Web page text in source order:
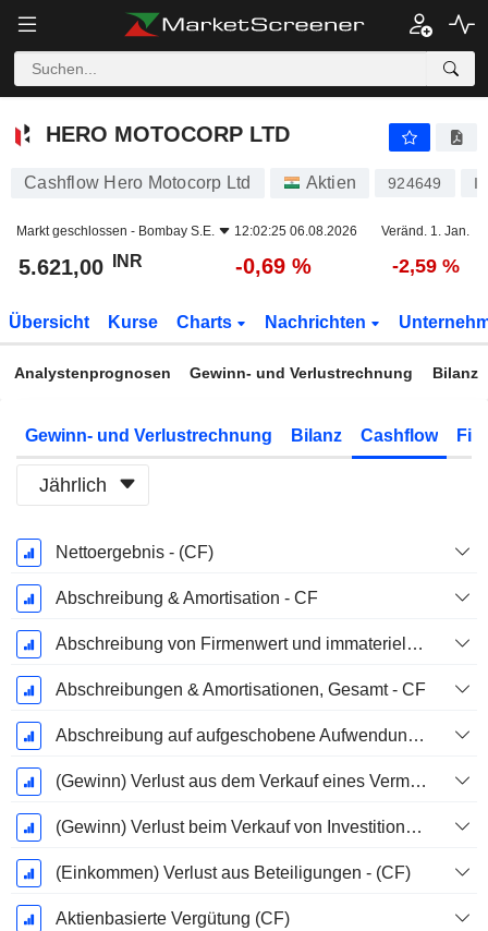
HERO MOTOCORP LTD
HERO MOTOCORP LTD
Cashflow Hero Motocorp Ltd Aktien 924649
Markt geschlossen - Bombay S.E. 12:02:25 06.08.2026 Veränd. 1. Jan.
5.621,00 INR -0,69 % -2,59 %
Übersicht Kurse Charts Nachrichten
Analystenprognosen Gewinn- und Verlustrechnung Bilanz
Gewinn- und Verlustrechnung Bilanz Cashflow
Jährlich
Ende d.
Geschäftsjahres:
März
Nettoergebnis - (CF)
Abschreibung & Amortisation - CF
Abschreibung von Firmenwert und immateriellen Vermögenswerten - (CF) - (Modellspezifisch)
Abschreibungen & Amortisationen, Gesamt - CF
Abschreibung auf aufgeschobene Aufwendungen, Gesamt - (CF)
(Gewinn) Verlust aus dem Verkauf eines Vermögenswerts
(Gewinn) Verlust beim Verkauf von Investitionen - (CF)
(Einkommen) Verlust aus Beteiligungen - (CF)
Aktienbasierte Vergütung (CF)